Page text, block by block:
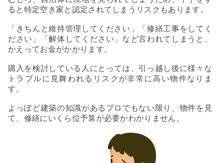
ると特定空き家と認定されてしまうリスクもあります。
「きちんと維持管理してください」「修繕工事をしてく
ださい」「解体してください」など言われてしまうと、
かえってお金がかかります。
購入を検討している人にとっては、引っ越し後に様々な
トラブルに見舞われるリスクが非常に高い物件なりま
す。
よっぽど建築の知識があるプロでもない限り、物件を見
て、修繕にいくら位予算が必要かわかりません。